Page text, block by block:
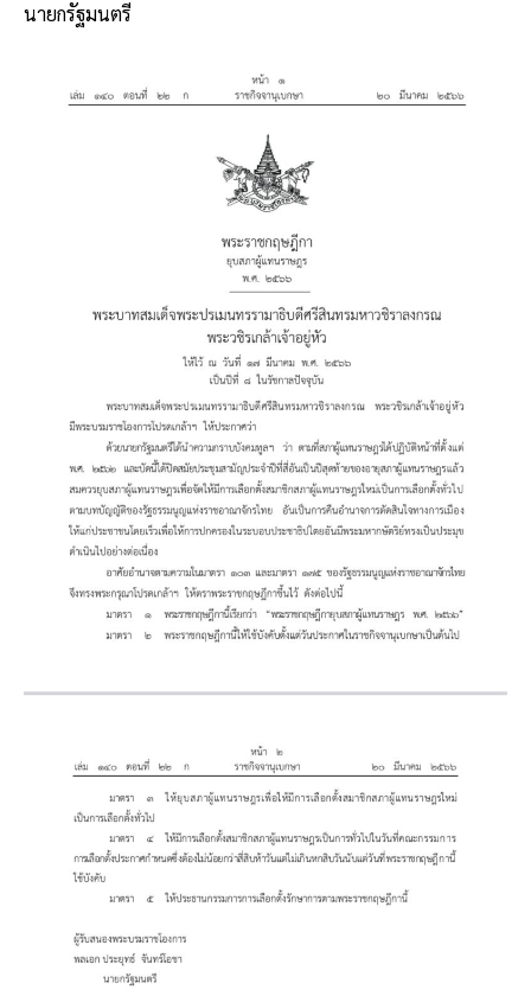
นายกรัฐมนตรี